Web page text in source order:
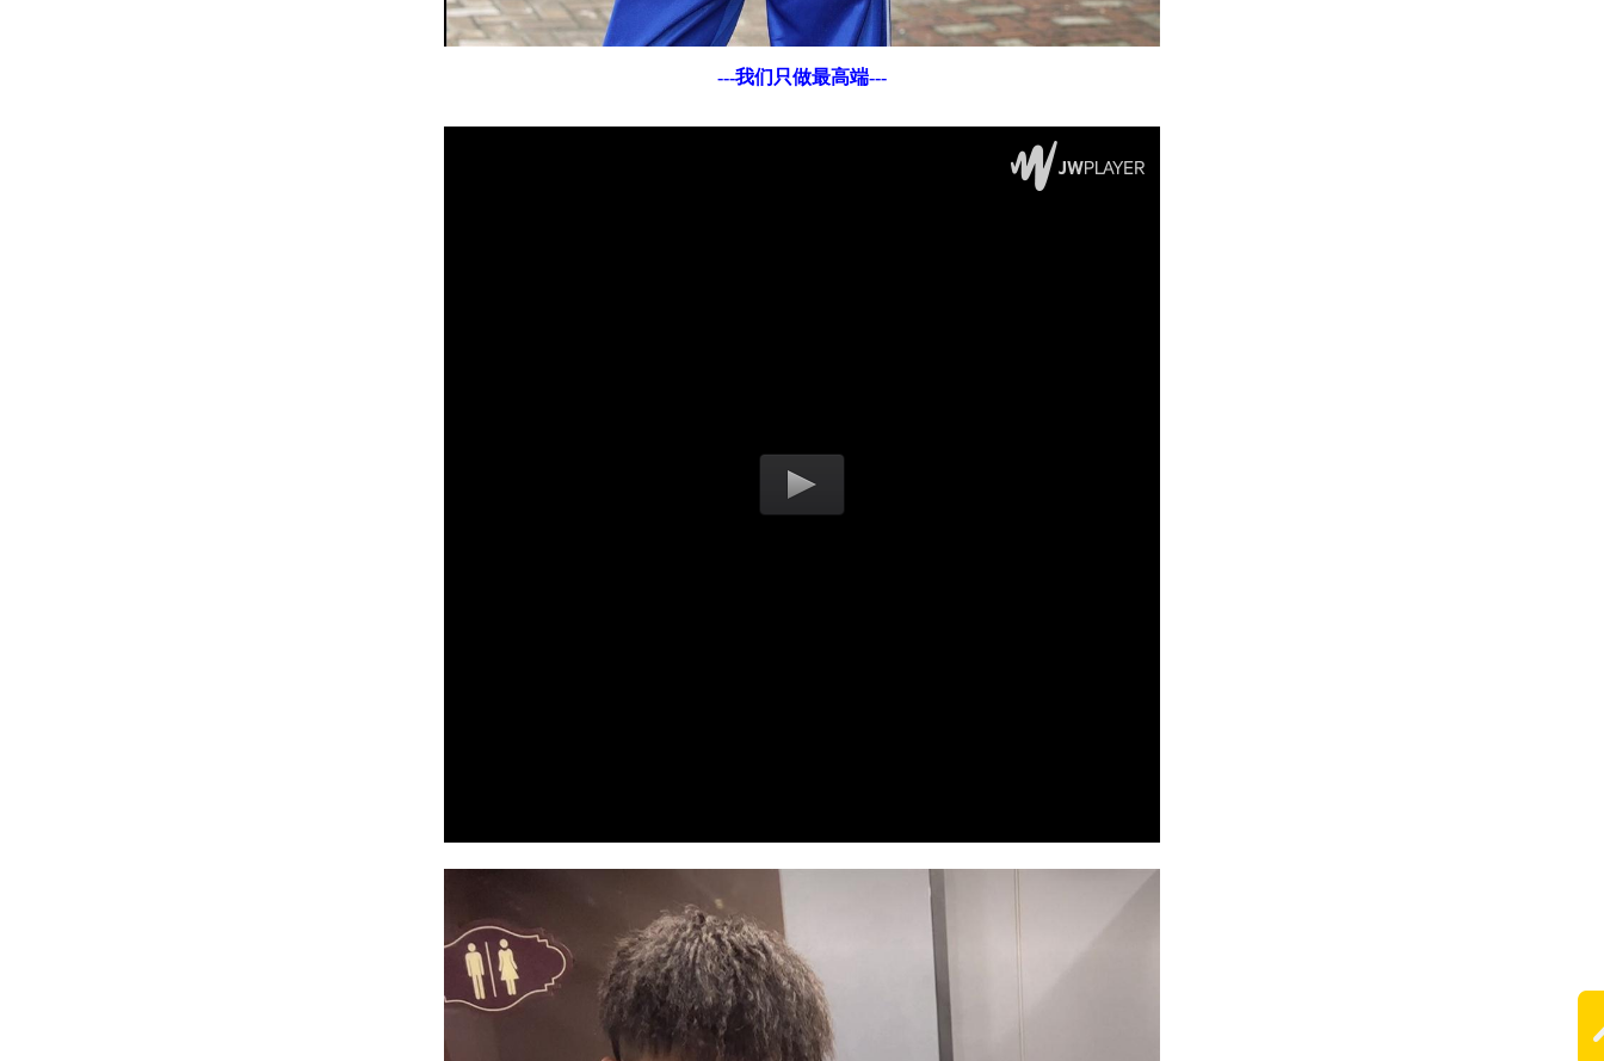
---我们只做最高端---